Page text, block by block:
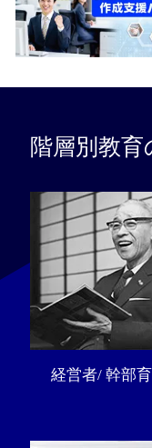
階層別教育
経営者/ 幹部